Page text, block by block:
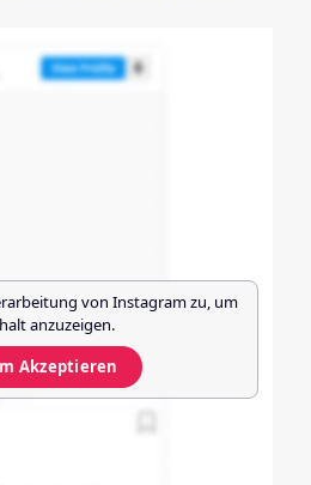
von Instagramzu, um
anzuzeigen.
Akzeptieren